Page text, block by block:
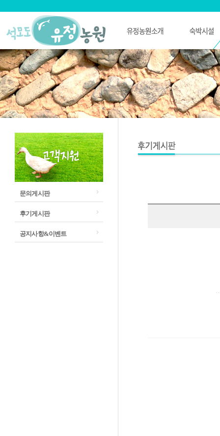
문의게시판
후기게시판
공지사항&이벤트